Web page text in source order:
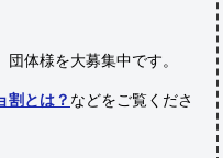
団体様を大募集中です。
割とは？ などをご覧くださ